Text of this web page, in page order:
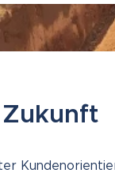
Zukunft